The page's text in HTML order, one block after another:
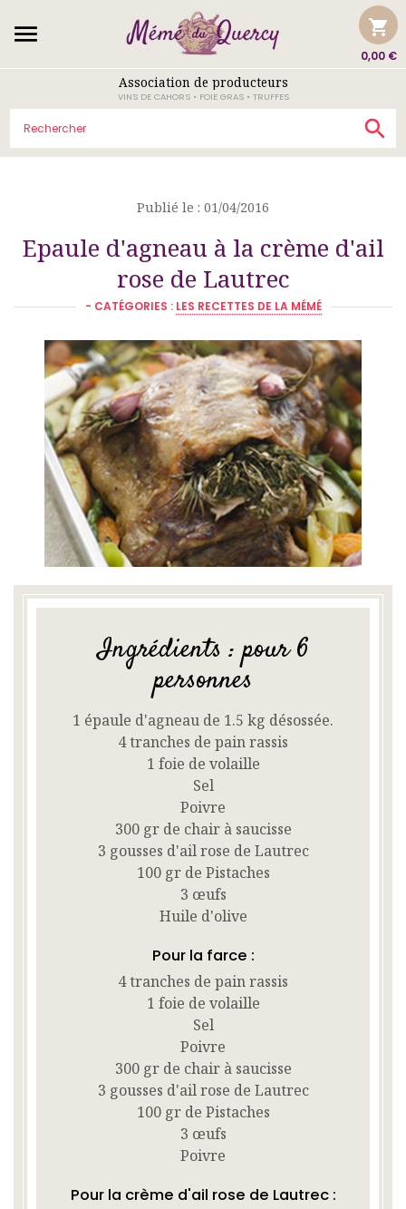
 shopping_cart
0,00 €
Association de producteurs
VINS DE CAHORS • FOIE GRAS • TRUFFES

Publié le : 01/04/2016
Epaule d'agneau à la crème d'ail
rose de Lautrec
- CATÉGORIES : LES RECETTES DE LA MÉMÉ
Ingrédients : pour 6
personnes
1 épaule d'agneau de 1.5 kg désossée.
4 tranches de pain rassis
1 foie de volaille
Sel
Poivre
300 gr de chair à saucisse
3 gousses d'ail rose de Lautrec
100 gr de Pistaches
3 œufs
Huile d'olive
Pour la farce :
4 tranches de pain rassis
1 foie de volaille
Sel
Poivre
300 gr de chair à saucisse
3 gousses d'ail rose de Lautrec
100 gr de Pistaches
3 œufs
Poivre
Pour la crème d'ail rose de Lautrec :